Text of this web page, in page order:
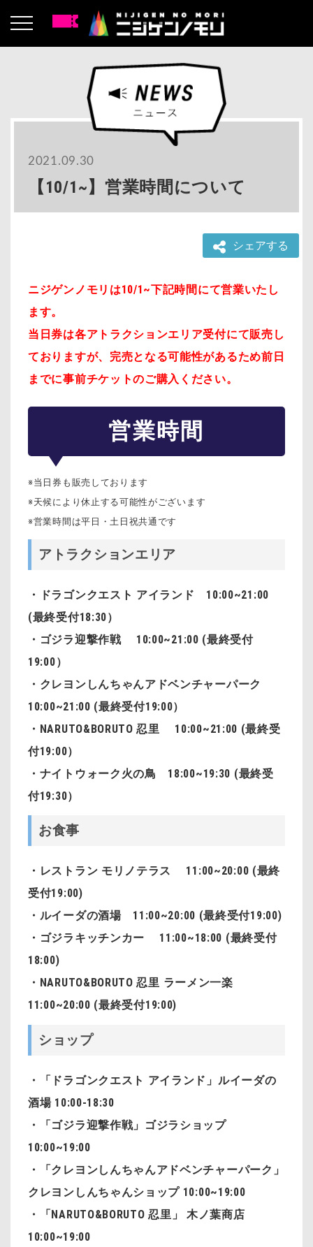
2021.09.30
【10/1~】営業時間について
シェアする
ニジゲンノモリは10/1~下記時間にて営業いたし
ます。
当日券は各アトラクションエリア受付にて販売し
ておりますが、完売となる可能性があるため前日
までに事前チケットのご購入ください。
営業時間
※当日券も販売しております
※天候により休止する可能性がございます
※営業時間は平日・土日祝共通です
アトラクションエリア
・ドラゴンクエスト アイランド 10:00~21:00
(最終受付18:30）
・ゴジラ迎撃作戦 10:00~21:00 (最終受付
19:00）
・クレヨンしんちゃんアドベンチャーパーク
10:00~21:00 (最終受付19:00）
・NARUTO&BORUTO 忍里 10:00~21:00 (最終受
付19:00）
・ナイトウォーク火の鳥 18:00~19:30 (最終受
付19:30）
お食事
・レストラン モリノテラス 11:00~20:00 (最終
受付19:00)
・ルイーダの酒場 11:00~20:00 (最終受付19:00)
・ゴジラキッチンカー 11:00~18:00 (最終受付
18:00)
・NARUTO&BORUTO 忍里 ラーメン一楽
11:00~20:00 (最終受付19:00)
ショップ
・「ドラゴンクエスト アイランド」ルイーダの
酒場 10:00-18:30
・「ゴジラ迎撃作戦」ゴジラショップ
10:00~19:00
・「クレヨンしんちゃんアドベンチャーパーク」
クレヨンしんちゃんショップ 10:00~19:00
・「NARUTO&BORUTO 忍里」 木ノ葉商店
10:00~19:00